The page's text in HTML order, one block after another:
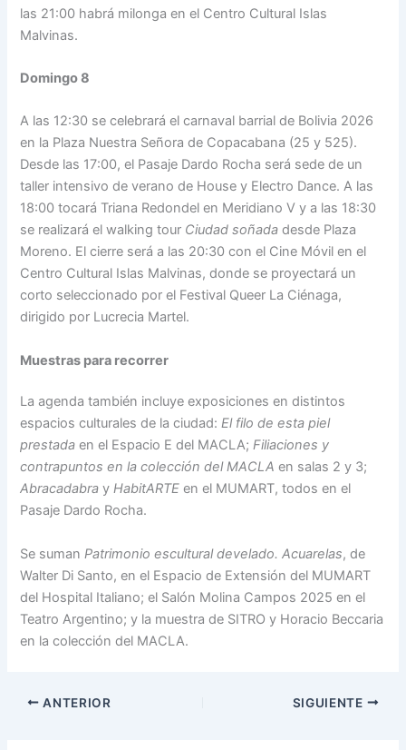
las 21:00 habrá milonga en el Centro Cultural Islas
Malvinas.
Domingo 8
A las 12:30 se celebrará el carnaval barrial de Bolivia 2026
en la Plaza Nuestra Señora de Copacabana (25 y 525).
Desde las 17:00, el Pasaje Dardo Rocha será sede de un
taller intensivo de verano de House y Electro Dance. A las
18:00 tocará Triana Redondel en Meridiano V y a las 18:30
se realizará el walking tour Ciudad soñada desde Plaza
Moreno. El cierre será a las 20:30 con el Cine Móvil en el
Centro Cultural Islas Malvinas, donde se proyectará un
corto seleccionado por el Festival Queer La Ciénaga,
dirigido por Lucrecia Martel.
Muestras para recorrer
La agenda también incluye exposiciones en distintos
espacios culturales de la ciudad:El filo de esta piel
prestada en el Espacio E del MACLA;Filiaciones y
contrapuntos en la colección del MACLA en salas 2 y 3;
Abracadabra yHabitARTE en el MUMART, todos en el
Pasaje Dardo Rocha.
Se sumanPatrimonio escultural develado. Acuarelas, de
Walter Di Santo, en el Espacio de Extensión del MUMART
del Hospital Italiano; el Salón Molina Campos 2025 en el
Teatro Argentino; y la muestra de SITRO y Horacio Beccaria
en la colección del MACLA.
ANTERIOR SIGUIENTE